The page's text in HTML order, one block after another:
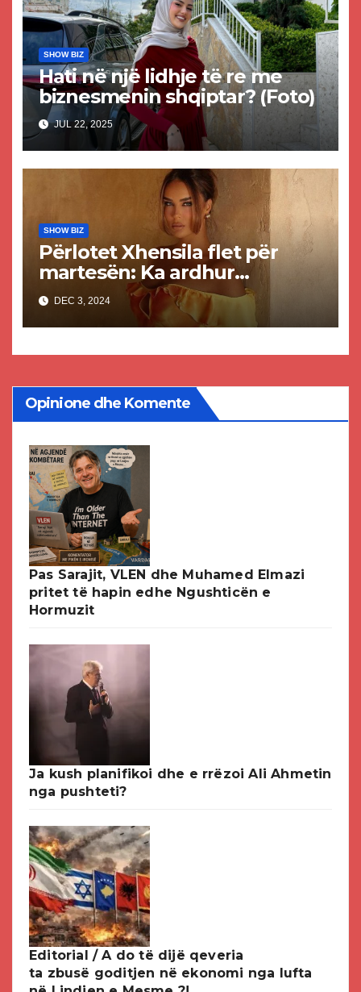
SHOW BIZ
Hati në një lidhje të re me
biznesmenin shqiptar? (Foto)
JUL 22, 2025
SHOW BIZ
Përlotet Xhensila flet për
martesën: Ka ardhur
momenti ta them, martesa
përfundoi para se sytë e mi të
shihnin atë që panë (VIDEO)
DEC 3, 2024
Opinione dhe Komente
Pas Sarajit, VLEN dhe Muhamed Elmazi
pritet të hapin edhe Ngushticën e
Hormuzit
Ja kush planifikoi dhe e rrëzoi Ali Ahmetin
nga pushteti?
Editorial / A do të dijë qeveria
ta zbusë goditjen në ekonomi nga lufta